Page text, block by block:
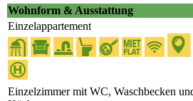
Wohnform & Ausstattung
Einzelappartement
Einzelzimmer mit WC, Waschbecken